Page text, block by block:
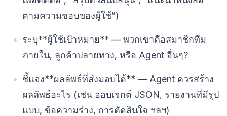
ตามความชอบของผู้ใช้”)
ระบุ**ผู้ใช้เป้าหมาย** — พวกเขาคือสมาชิกทีม
ภายใน, ลูกค้าปลายทาง, หรือ Agent อื่นๆ?
ชี้แจง**ผลลัพธ์ที่ส่งมอบได้** — Agent ควรสร้าง
ผลลัพธ์อะไร (เช่น ออบเจกต์ JSON, รายงานที่มีรูป
แบบ, ข้อความร่าง, การตัดสินใจ ฯลฯ)